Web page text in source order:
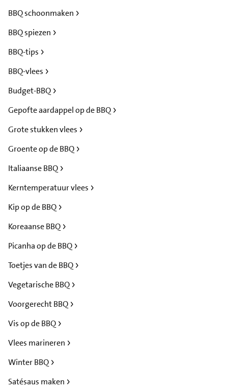
BBQ schoonmaken
BBQ spiezen
BBQ-tips
BBQ-vlees
Budget-BBQ
Gepofte aardappel op de BBQ
Grote stukken vlees
Groente op de BBQ
Italiaanse BBQ
Kerntemperatuur vlees
Kip op de BBQ
Koreaanse BBQ
Picanha op de BBQ
Toetjes van de BBQ
Vegetarische BBQ
Voorgerecht BBQ
Vis op de BBQ
Vlees marineren
Winter BBQ
Satésaus maken